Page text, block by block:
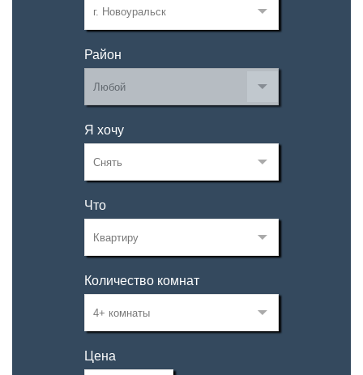
Район
Я хочу
Что
Количество комнат
Цена